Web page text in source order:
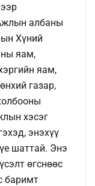
албаны
Хүний
яам,
яам,
газар,
хэсэг
энэхүү
шаттай. Энэ
өгснөөс
баримт